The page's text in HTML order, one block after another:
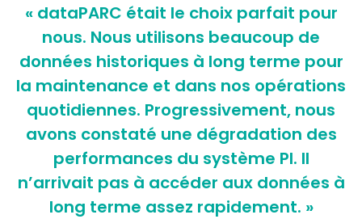
« dataPARC était le choix parfait pour
nous. Nous utilisons beaucoup de
données historiques à long terme pour
la maintenance et dans nos opérations
quotidiennes. Progressivement, nous
avons constaté une dégradation des
performances du système PI. Il
n’arrivait pas à accéder aux données à
long terme assez rapidement. »